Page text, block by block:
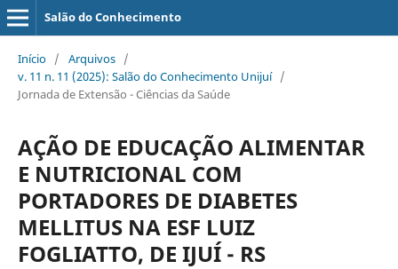
Salão do Conhecimento
Início / Arquivos /
v. 11 n. 11 (2025): Salão do Conhecimento Unijuí /
Jornada de Extensão - Ciências da Saúde
AÇÃO DE EDUCAÇÃO ALIMENTAR
E NUTRICIONAL COM
PORTADORES DE DIABETES
MELLITUS NA ESF LUIZ
FOGLIATTO, DE IJUÍ - RS